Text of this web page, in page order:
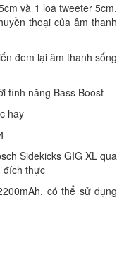
và 1 loa tweeter 5cm,
thoại của âm thanh
đem lại âm thanh sống
tính năng Bass Boost
hay
Sidekicks GIG XL qua
đích thực
có thể sử dụng